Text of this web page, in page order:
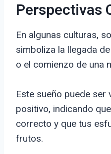
Perspectivas
En algunas culturas,
simboliza la llegada
o el comienzo de una
Este sueño puede
positivo, indicando
correcto y que tus
frutos.